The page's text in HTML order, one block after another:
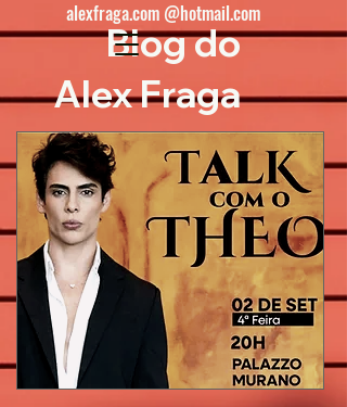
Blog do
Alex Fraga
alexfraga.com @hotmail.com